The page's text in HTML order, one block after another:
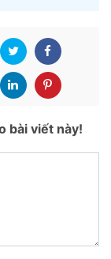
bài viết này!